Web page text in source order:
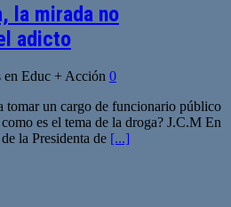
la mirada no
adicto
en Educ + Acción 0
tomar un cargo de funcionario público
es el tema de la droga? J.C.M En
la Presidenta de [...]